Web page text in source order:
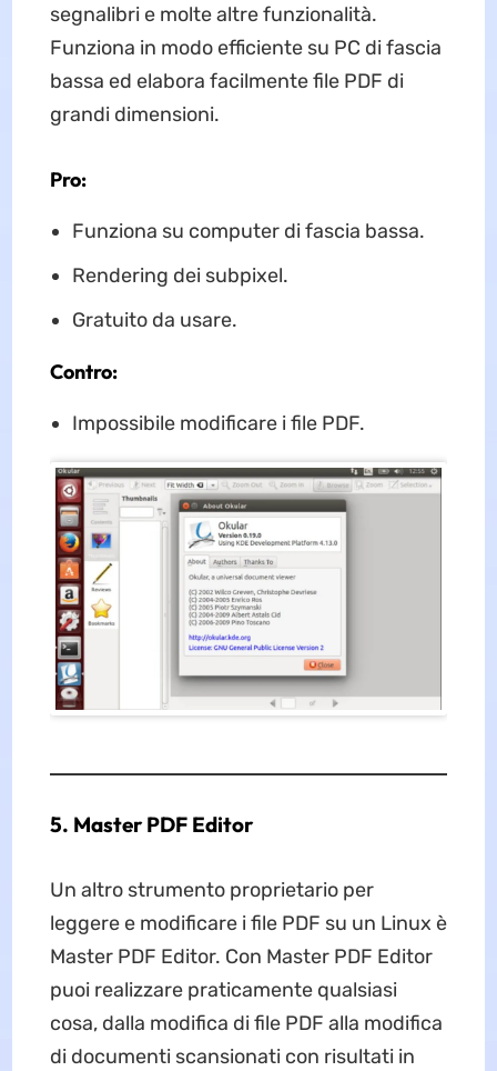
segnalibri e molte altre funzionalità.
Funziona in modo efficiente su PC di fascia
bassa ed elabora facilmente file PDF di
grandi dimensioni.
Pro:
Funziona su computer di fascia bassa.
Rendering dei subpixel.
Gratuito da usare.
Contro:
Impossibile modificare i file PDF.
5. Master PDF Editor
Un altro strumento proprietario per
leggere e modificare i file PDF su un Linux è
Master PDF Editor. Con Master PDF Editor
puoi realizzare praticamente qualsiasi
cosa, dalla modifica di file PDF alla modifica
di documenti scansionati con risultati in